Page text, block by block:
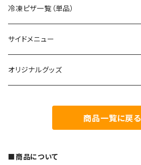
冷凍ピザ一覧（単品）
サイドメニュー
オリジナルグッズ
商品一覧に戻る
■商品について